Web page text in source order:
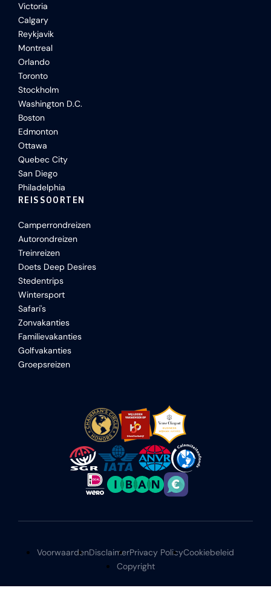
Victoria
Calgary
Reykjavik
Montreal
Orlando
Toronto
Stockholm
Washington D.C.
Boston
Edmonton
Ottawa
Quebec City
San Diego
Philadelphia
REISSOORTEN
Camperrondreizen
Autorondreizen
Treinreizen
Doets Deep Desires
Stedentrips
Wintersport
Safari's
Zonvakanties
Familievakanties
Golfvakanties
Groepsreizen
VoorwaardenDisclaimerPrivacy PolicyCookiebeleid
Copyright